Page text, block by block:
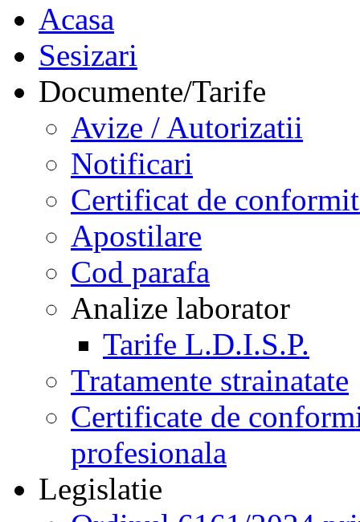
Acasa
Sesizari
Documente/Tarife
Avize / Autorizatii
Notificari
Certificat de
Apostilare
Cod parafa
Analize laborator
Tarife L.D.I.S.P.
Tratamente strainatate
Certificate de
profesionala
Legislatie